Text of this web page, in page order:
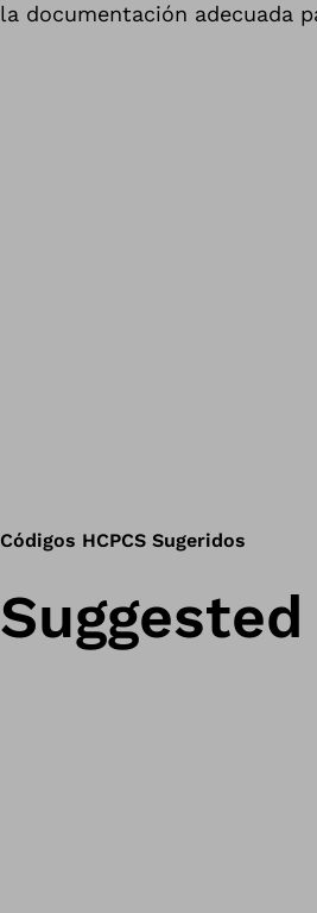
la documentación adecuada
Códigos HCPCS Sugeridos
Suggested